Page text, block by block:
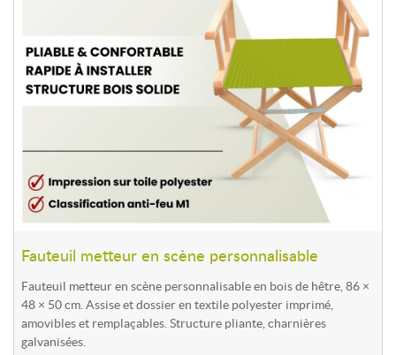
Fauteuil metteur en scène personnalisable
Fauteuil metteur en scène personnalisable en bois de hêtre, 86 ×
48 × 50 cm. Assise et dossier en textile polyester imprimé,
amovibles et remplaçables. Structure pliante, charnières
galvanisées.